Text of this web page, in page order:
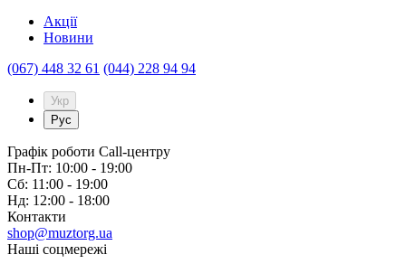
Акції
Новини
(067) 448 32 61 (044) 228 94 94
Укр
Рус
Графік роботи Call-центру
Пн-Пт: 10:00 - 19:00
Сб: 11:00 - 19:00
Нд: 12:00 - 18:00
Контакти
shop@muztorg.ua
Наші соцмережі